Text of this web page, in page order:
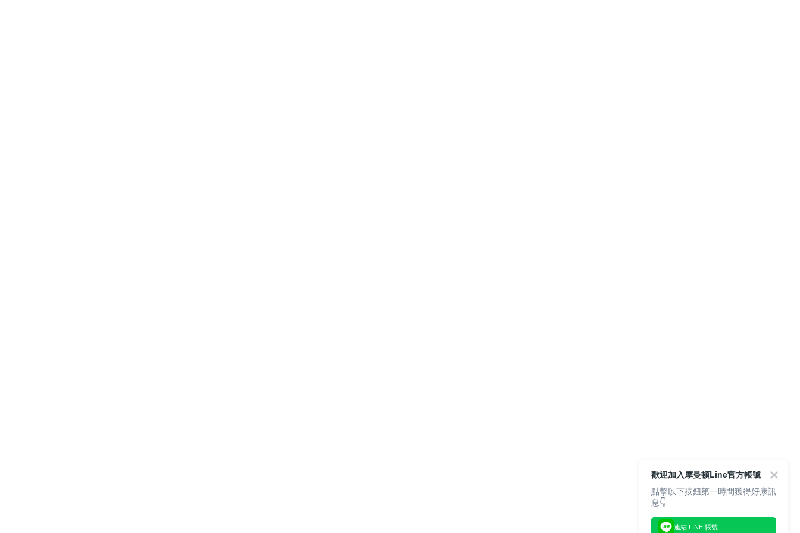
歡迎加入摩曼頓Line官方帳號
點擊以下按鈕第一時間獲得好康訊
息👇
連結 LINE 帳號